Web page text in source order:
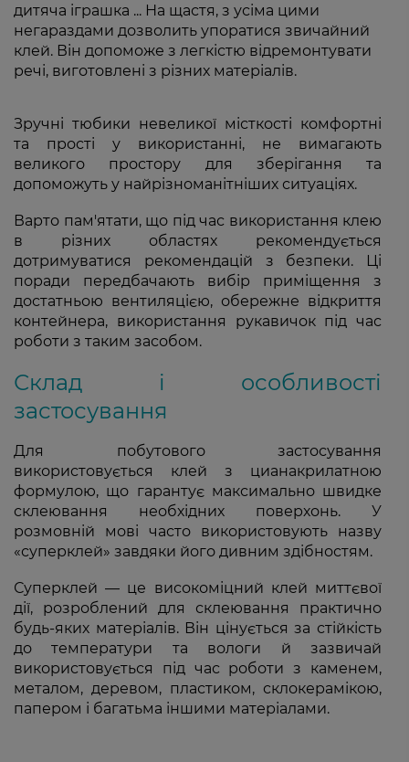
дитяча іграшка ... На щастя, з усіма цими
негараздами дозволить упоратися звичайний
клей. Він допоможе з легкістю відремонтувати
речі, виготовлені з різних матеріалів.
Зручні тюбики невеликої місткості комфортні
та прості у використанні, не вимагають
великого простору для зберігання та
допоможуть у найрізноманітніших ситуаціях.
Варто пам'ятати, що під час використання клею
в різних областях рекомендується
дотримуватися рекомендацій з безпеки. Ці
поради передбачають вибір приміщення з
достатньою вентиляцією, обережне відкриття
контейнера, використання рукавичок під час
роботи з таким засобом.
Склад і особливості
застосування
Для побутового застосування
використовується клей з цианакрилатною
формулою, що гарантує максимально швидке
склеювання необхідних поверхонь. У
розмовній мові часто використовують назву
«суперклей» завдяки його дивним здібностям.
Суперклей — це високоміцний клей миттєвої
дії, розроблений для склеювання практично
будь-яких матеріалів. Він цінується за стійкість
до температури та вологи й зазвичай
використовується під час роботи з каменем,
металом, деревом, пластиком, склокерамікою,
папером і багатьма іншими матеріалами.